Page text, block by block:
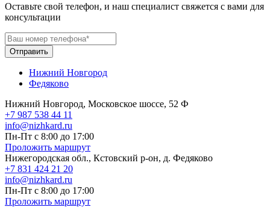
Оставьте свой телефон, и наш специалист свяжется с вами для
консультации
Отправить
Нижний Новгород
Федяково
Нижний Новгород, Московское шоссе, 52 Ф
+7 987 538 44 11
info@nizhkard.ru
Пн-Пт с 8:00 до 17:00
Проложить маршрут
Нижегородская обл., Кстовский р-он, д. Федяково
+7 831 424 21 20
info@nizhkard.ru
Пн-Пт с 8:00 до 17:00
Проложить маршрут